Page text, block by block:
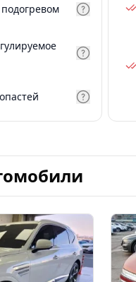
подогревом